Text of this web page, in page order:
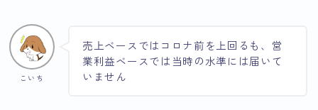
こいち
売上ベースではコロナ前を上回るも、営
業利益ベースでは当時の水準には届いて
いません